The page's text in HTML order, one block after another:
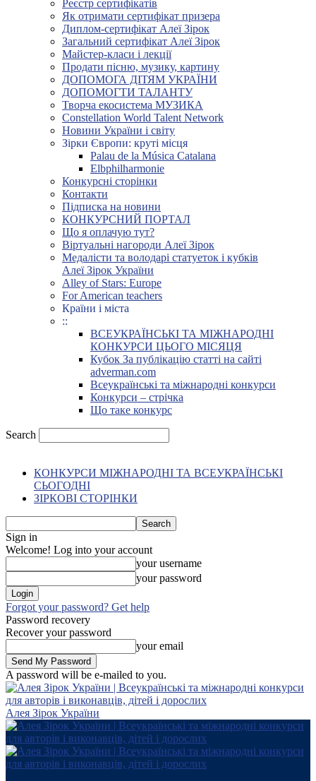
Реєстр сертифікатів
Як отримати сертифікат призера
Диплом-сертифікат Алеї Зірок
Загальний сертифікат Алеї Зірок
Майстер-класи і лекції
Продати пісню, музику, картину
ДОПОМОГА ДІТЯМ УКРАЇНИ
ДОПОМОГТИ ТАЛАНТУ
Творча екосистема МУЗИКА
Constellation World Talent Network
Новини України і світу
Зірки Європи: круті місця
Palau de la Música Catalana
Elbphilharmonie
Конкурсні сторінки
Контакти
Підписка на новини
КОНКУРСНИЙ ПОРТАЛ
Що я оплачую тут?
Віртуальні нагороди Алеї Зірок
Медалісти та володарі статуеток і кубків
Алеї Зірок України
Alley of Stars: Europe
For American teachers
Країни і міста
::
ВСЕУКРАЇНСЬКІ ТА МІЖНАРОДНІ
КОНКУРСИ ЦЬОГО МІСЯЦЯ
Кубок За публікацію статті на сайті
adverman.com
Всеукраїнські та міжнародні конкурси
Конкурси – стрічка
Що таке конкурс
Search
КОНКУРСИ МІЖНАРОДНІ ТА ВСЕУКРАЇНСЬКІ
СЬОГОДНІ
ЗІРКОВІ СТОРІНКИ
Sign in
Welcome! Log into your account
your username
your password
Forgot your password? Get help
Password recovery
Recover your password
your email
A password will be e-mailed to you.
Алея Зірок України